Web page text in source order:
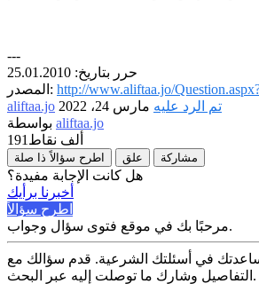
---
حرر بتاريخ: 25.01.2010
المصدر: http://www.aliftaa.jo/
aliftaa.jo
تم الرد عليه مارس 24، 2022
aliftaa.jo
191ألف نقاط
اطرح سؤالاً ذا صلة علق مشاركة
هل كانت الإجابة مفيدة؟
أخبرنا برأيك
اطرح سؤالاً
مرحبًا بك في موقع فتوى سؤال وجواب.
في أسئلتك الشرعية. قدم سؤالك مع
التفاصيل وشارك ما توصلت إليه عبر البحث.